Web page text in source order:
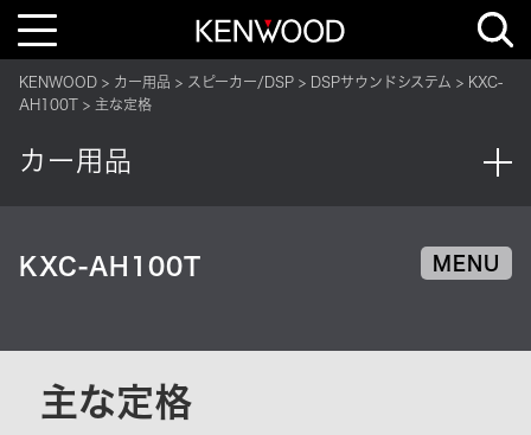
T
l
e
v
i
o
n
KENWOOD カー用品 スピーカー/DSP DSPサウンドシステム
KXC-
AH100T
主な定格
カー用品
KXC-AH100T MENU
主な定格